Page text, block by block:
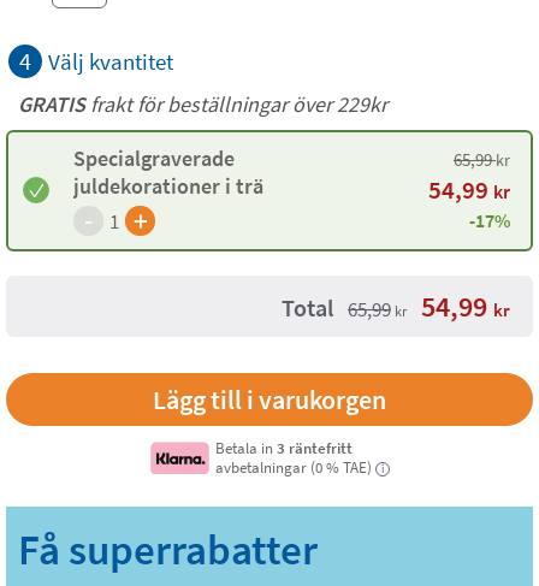
4 Välj kvantitet
GRATISfrakt för beställningar över 229kr
Specialgraverade
juldekorationer i trä
- 1 +
65,99kr
54,99 kr
-17%
Total 65,99 kr 54,99 kr
Betala in 3 räntefritt
avbetalningar (0 % TAE)
i